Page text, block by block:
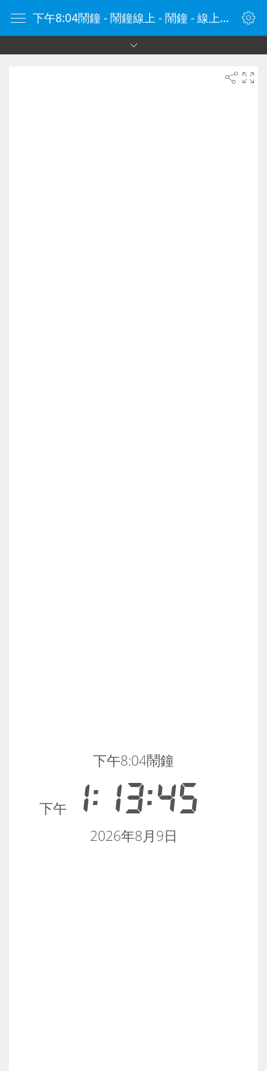
下午8:04鬧鐘 - 鬧鐘線上 - 鬧鐘 - 線上鬧鐘 - 在線鬧鐘 - 鬧鐘在線 - naozhong.tw
下午 1:13:46
下午8:04鬧鐘
2026年8月9日